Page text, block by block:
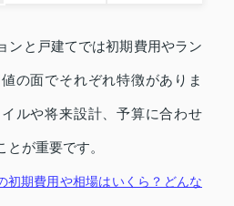
ンと戸建てでは初期費用やラン
の面でそれぞれ特徴がありま
ルや将来設計、予算に合わせ
が重要です。
初期費用や相場はいくら？どんな